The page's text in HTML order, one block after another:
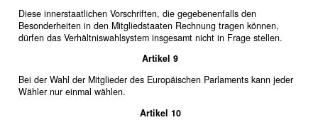
Diese innerstaatlichen Vorschriften, die gegebenenfalls den
Besonderheiten in den Mitgliedstaaten Rechnung tragen können,
dürfen das Verhältniswahlsystem insgesamt nicht in Frage stellen.
Artikel 9
Bei der Wahl der Mitglieder des Europäischen Parlaments kann jeder
Wähler nur einmal wählen.
Artikel 10